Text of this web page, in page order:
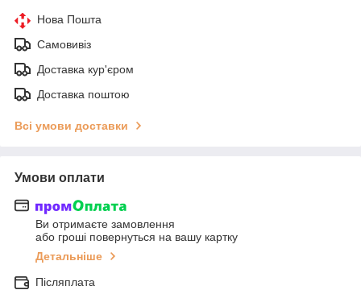
Нова Пошта
Самовивіз
Доставка кур'єром
Доставка поштою
Всі умови доставки
Умови оплати
Ви отримаєте замовлення
або гроші повернуться на вашу картку
Детальніше
Післяплата